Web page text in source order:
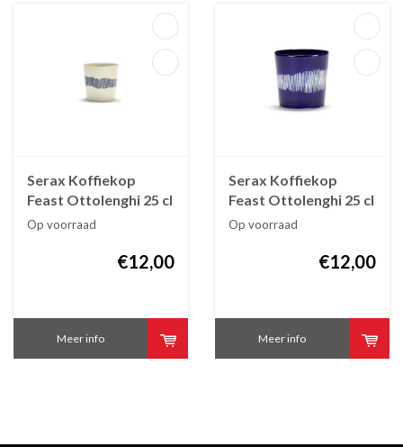
Serax Koffiekop
Feast Ottolenghi 25 cl
wit met blauwe
Op voorraad
€12,00
Meer info
Serax Koffiekop
Feast Ottolenghi 25 cl
Lapis Lazuli swirl
Op voorraad
€12,00
Meer info